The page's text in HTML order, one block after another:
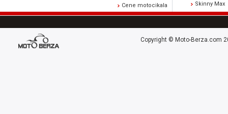
Cene motocikala
Skinny Max
Copyright © Moto-Berza.com